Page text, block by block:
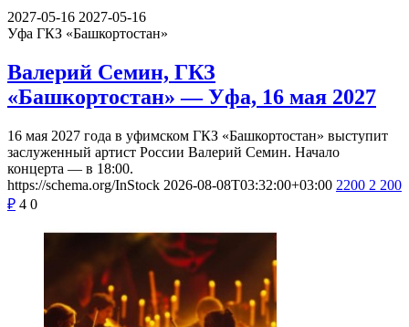
2027-05-16 2027-05-16
Уфа ГКЗ «Башкортостан»
Валерий Семин, ГКЗ
«Башкортостан» — Уфа, 16 мая 2027
16 мая 2027 года в уфимском ГКЗ «Башкортостан» выступит
заслуженный артист России Валерий Семин. Начало
концерта — в 18:00.
https://schema.org/InStock 2026-08-08T03:32:00+03:00 2200 2 200
₽ 4 0